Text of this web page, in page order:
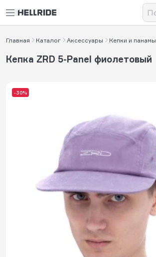
Главная Каталог Аксессуары Кепки и панамы
-30%
Кепка ZRD 5-Panel фиолетовый